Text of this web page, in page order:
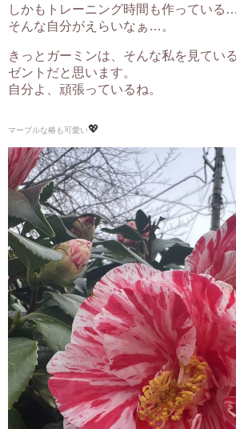
しかもトレーニング時間も作っている…
そんな自分がえらいなぁ…。
きっとガーミンは、そんな私を見てい
ゼントだと思います。
自分よ、頑張っているね。
マーブルな椿も可愛い💖